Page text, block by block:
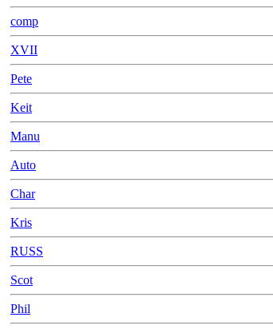
comp
XVII
Pete
Keit
Manu
Auto
Char
Kris
RUSS
Scot
Phil